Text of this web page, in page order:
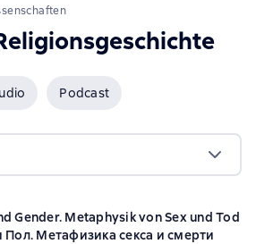
Podcast
Gender. Metaphysik von Sex und Tod
Пол. Метафизика секса и смерти